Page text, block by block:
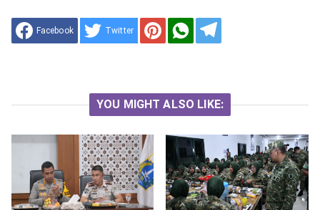
Facebook Twitter
YOU MIGHT ALSO LIKE: